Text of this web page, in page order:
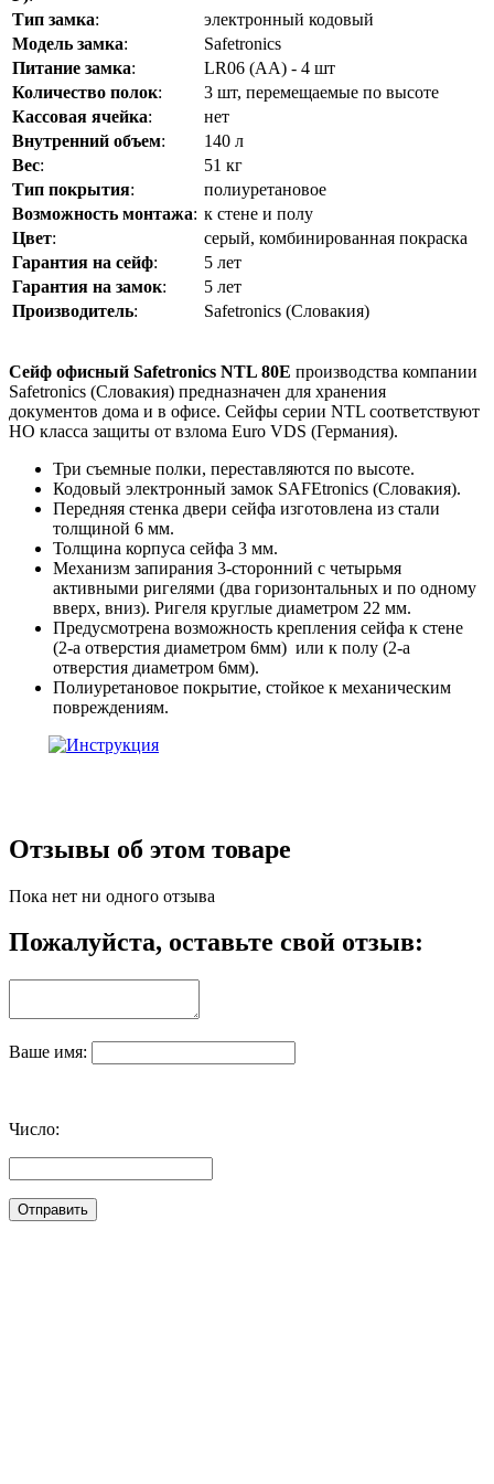
Тип замка:
электронный кодовый
Модель замка:
Safetronics
Питание замка:
LR06 (AA) - 4 шт
Количество полок:
3 шт, перемещаемые по высоте
Кассовая ячейка:
нет
Внутренний объем:
140 л
Вес:
51 кг
Тип покрытия:
полиуретановое
Возможность монтажа: к стене и полу
Цвет:
серый, комбинированная покраска
Гарантия на сейф:
5 лет
Гарантия на замок:
5 лет
Производитель: Safetronics (Словакия)
Сейф офисный Safetronics NTL 80E производства компании
Safetronics (Словакия) предназначен для хранения
документов дома и в офисе. Сейфы серии NTL соответствуют
НО класса защиты от взлома Euro VDS (Германия).
Три съемные полки, переставляются по высоте.
Кодовый электронный замок SAFEtronics (Словакия).
Передняя стенка двери сейфа изготовлена из стали
толщиной 6 мм.
Толщина корпуса сейфа 3 мм.
Механизм запирания 3-сторонний с четырьмя
активными ригелями (два горизонтальных и по одному
вверх, вниз). Ригеля круглые диаметром 22 мм.
Предусмотрена возможность крепления сейфа к стене
(2-а отверстия диаметром 6мм) или к полу (2-а
отверстия диаметром 6мм).
Полиуретановое покрытие, стойкое к механическим
повреждениям.
Отзывы об этом товаре
Пока нет ни одного отзыва
Пожалуйста, оставьте свой отзыв:
Ваше имя:
Число: